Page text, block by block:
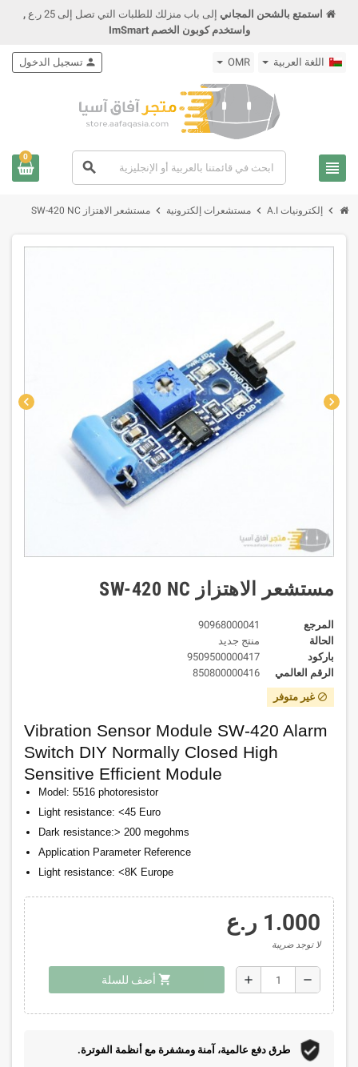
استمتع بالشحن المجاني إلى باب منزلك للطلبات التي تصل إلى 25 ر.ع
,
واستخدم كوبون الخصم ImSmart
اللغة العربية OMR
view_headline
search
person تسجيل الدخول
0
chevron_right إلكترونيات A.I chevron_right مستشعرات إلكترونية chevron_right مستشعر الاهتزاز SW-420 NC
chevron_left chevron_right
مستشعر الاهتزاز SW-420 NC
المرجع
90968000041
الحالة
منتج جديد
باركود
9509500000417
الرقم العالمي
850800000416
block غير متوفر
Vibration Sensor Module SW-420 Alarm
Switch DIY Normally Closed High
Sensitive Efficient Module
Model: 5516 photoresistor
Light resistance: <45 Euro
Dark resistance:> 200 megohms
Application Parameter Reference
Light resistance: <8K Europe
1.000 ر.ع
لا توجد ضريبة
remove
add
shopping_cart أضف للسلة
طرق دفع عالمية، آمنة ومشفرة مع أنظمة الفوترة.